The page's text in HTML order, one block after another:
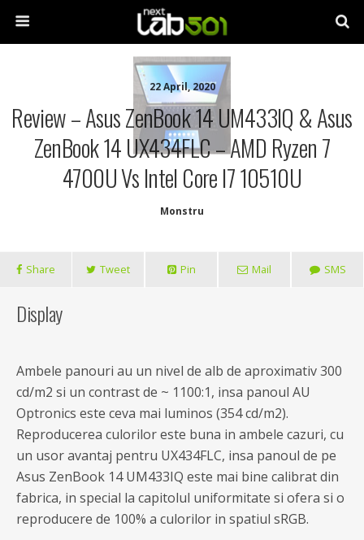
22 April, 2020
Review – Asus ZenBook 14 UM433IQ & Asus
ZenBook 14 UX434FLC – AMD Ryzen 7
4700U Vs Intel Core I7 10510U
Monstru
Share Tweet Pin Mail SMS
Display
Ambele panouri au un nivel de alb de aproximativ 300
cd/m2 si un contrast de ~ 1100:1, insa panoul AU
Optronics este ceva mai luminos (354 cd/m2).
Reproducerea culorilor este buna in ambele cazuri, cu
un usor avantaj pentru UX434FLC, insa panoul de pe
Asus ZenBook 14 UM433IQ este mai bine calibrat din
fabrica, in special la capitolul uniformitate si ofera si o
reproducere de 100% a culorilor in spatiul sRGB.